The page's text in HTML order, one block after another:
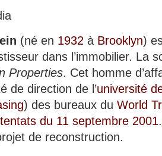
(né en 1932 à Brooklyn)
dans l’immobilier. La
Properties. Cet homme
de direction de l’université
) des bureaux du World
du 11 septembre 2001
de reconstruction.